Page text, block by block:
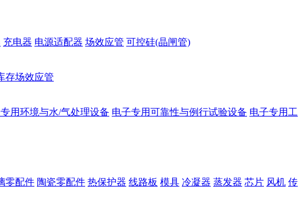
充电器 电源适配器 场效应管 可控硅(晶闸管)
存场效应管
用环境与水/气处理设备 电子专用可靠性与例行试验设备 电子专用工
零配件 陶瓷零配件 热保护器 线路板 模具 冷凝器 蒸发器 芯片 风机 传